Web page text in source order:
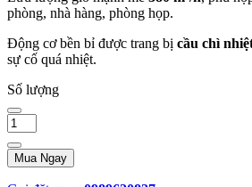
phòng, nhà hàng, phòng họp.
Động cơ bền bỉ được trang bị cầu chì
sự cố quá nhiệt.
Số lượng
Mua Ngay